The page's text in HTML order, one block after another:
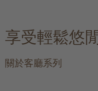
享受輕鬆悠
關於客廳系列